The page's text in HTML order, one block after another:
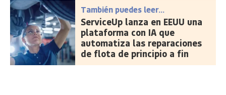
También puedes leer...
ServiceUp lanza en EEUU una
plataforma con IA que
automatiza las reparaciones
de flota de principio a fin